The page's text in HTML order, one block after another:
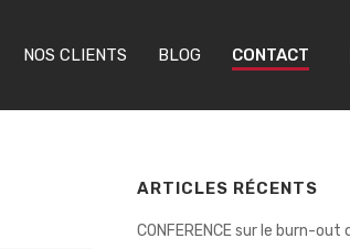
NOS CLIENTS BLOG CONTACT
ARTICLES RÉCENTS
CONFERENCE sur le burn-out